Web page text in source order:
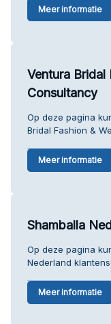
Meer informatie
Ventura Bridal
Consultancy
Op deze pagina
Bridal Fashion &
Meer informatie
Shamballa
Op deze pagina
Nederland
Meer informatie